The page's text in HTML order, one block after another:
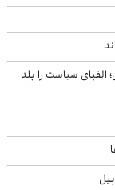
الفبای سیاست را بلد